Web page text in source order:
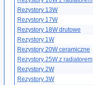
Rezystory 13W
Rezystory 17W
Rezystory 18W drutowe
Rezystory 1W
Rezystory 20W ceramiczne
Rezystory 25W z radiatorem
Rezystory 2W
Rezystory 3W